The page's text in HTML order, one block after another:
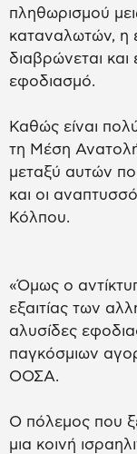
πληθωρισμού
καταναλωτών, η
διαβρώνεται και
εφοδιασμό.
Καθώς είναι
τη Μέση Ανατολή,
μεταξύ αυτών
και οι
Κόλπου.
«Όμως ο
εξαιτίας των
αλυσίδες
παγκόσμιων
ΟΟΣΑ.
Ο πόλεμος που
μια κοινή